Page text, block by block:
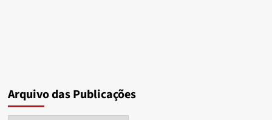
Arquivo das Publicações